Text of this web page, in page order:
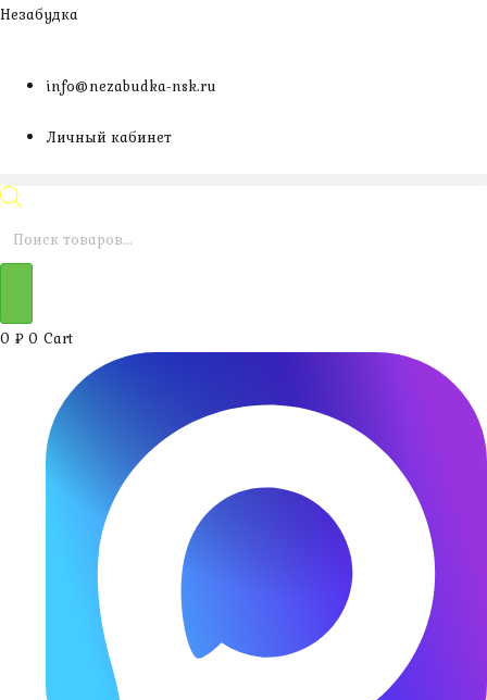
Перейти
Незабудка
info@nezabudka-nsk.ru
Личный кабинет
Поиск
0 ₽ 0 Cart